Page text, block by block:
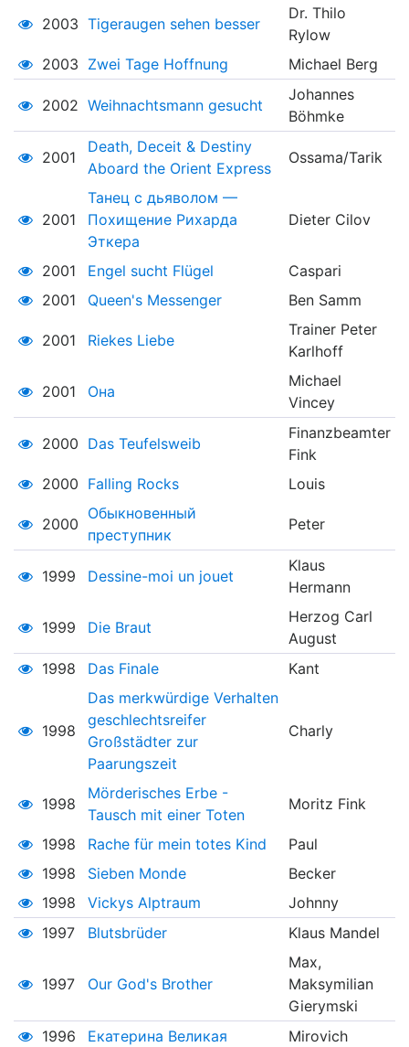
2003 Tigeraugen sehen besser
Dr. Thilo
Rylow
2003 Zwei Tage Hoffnung Michael Berg
2002 Weihnachtsmann gesucht
Johannes
Böhmke
2001
Death, Deceit & Destiny
Aboard the Orient Express
Ossama/Tarik
2001
Танец с дьяволом —
Похищение Рихарда
Эткера
Dieter Cilov
2001 Engel sucht Flügel
Caspari
2001
Queen's Messenger Ben Samm
2001 Riekes Liebe
Trainer Peter
Karlhoff
2001 Она
Michael
Vincey
2000 Das Teufelsweib
Finanzbeamter
Fink
2000 Falling Rocks Louis
2000
Обыкновенный
преступник
Peter
1999 Dessine-moi un jouet
Klaus
Hermann
1999 Die Braut
Herzog Carl
August
1998
Das Finale Kant
1998
Das merkwürdige Verhalten
geschlechtsreifer
Großstädter zur
Paarungszeit
Charly
1998
Mörderisches Erbe -
Tausch mit einer Toten
Moritz Fink
1998 Rache für mein totes Kind
Paul
1998
Sieben Monde
Becker
1998
Vickys Alptraum
Johnny
1997
Blutsbrüder Klaus Mandel
1997 Our God's Brother
Max,
Maksymilian
Gierymski
1996
Екатерина Великая Mirovich